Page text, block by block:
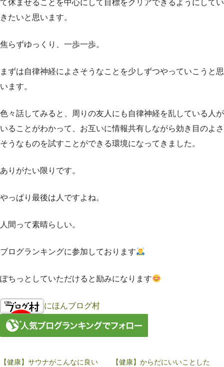
て休ませることを中心にして目標をクリアできるようにしてい
きたいと思います。
焦らずゆっくり、一歩一歩。
まずは自律神経によさそうなことを少しずつやっていこうと思
います。
色々話してみると、周りの友人にも自律神経を乱している人が
いることがわかって、お互いに情報共有しながら効き目のよさ
そうなものを試すことができる環境になってきました。
ありがたい限りです。
やっぱり最後は人ですよね。
人間って素晴らしい。
ブログランキングに参加しております
ぽちっとしていただけると励みになります
にほんブログ村
【健康】サウナがこんなに良い
【健康】からだにいいことした